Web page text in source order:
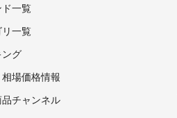
一覧
一覧
グ
場価格情報
品チャンネル